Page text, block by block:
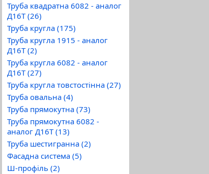
Труба квадратна 6082 - аналог
Д16Т (26)
Труба кругла (175)
Труба кругла 1915 - аналог
Д16Т (2)
Труба кругла 6082 - аналог
Д16Т (27)
Труба кругла товстостінна (27)
Труба овальна (4)
Труба прямокутна (73)
Труба прямокутна 6082 -
аналог Д16Т (13)
Труба шестигранна (2)
Фасадна система (5)
Ш-профіль (2)